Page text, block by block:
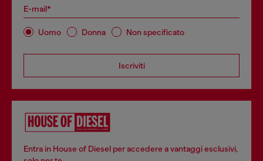
E-mail*
Uomo Donna Non specificato
Iscriviti
Entra in House of Diesel per accedere a vantaggi esclusivi,